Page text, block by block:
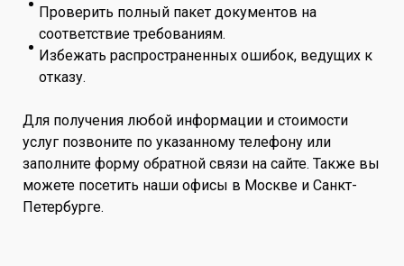
Проверить полный пакет документов на
соответствие требованиям.
Избежать распространенных ошибок, ведущих к
отказу.
Для получения любой информации и стоимости
услуг позвоните по указанному телефону или
заполните форму обратной связи на сайте. Также вы
можете посетить наши офисы в Москве и Санкт-
Петербурге.